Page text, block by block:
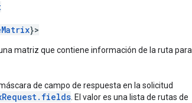
}>
matriz que contiene información de la ruta para
de campo de respuesta en la solicitud
. El valor es una lista de rutas de